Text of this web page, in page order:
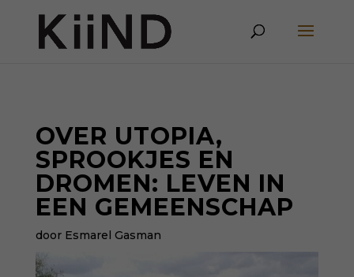
OVER UTOPIA,
SPROOKJES EN
DROMEN: LEVEN IN
EEN GEMEENSCHAP
door Esmarel Gasman